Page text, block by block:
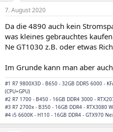
7. August 2020
Da die 4890 auch kein
was kleines gebrauchtes
Ne GT1030 z.B. oder etwas
Im Grunde kann man aber
#1 R7 9800X3D - B650 - 32GB DDR5 6000 -
(CPU+GPU)
#2 R7 1700 - B450 - 16GB DDR4 3000 -
#3 R7 2700x - B350 - 16GB DDR4 - RTX3080
#4 i5 6600K - H110 - 16GB DDR4 - GTX970